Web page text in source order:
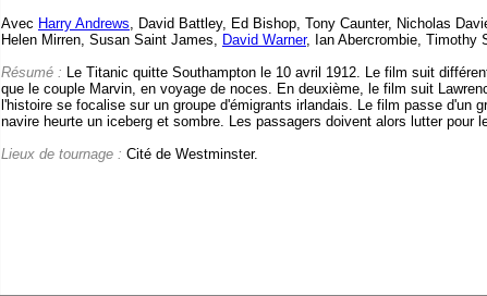
Avec Harry Andrews, David Battley, Ed Bishop, Tony Caunter, Nicholas
Helen Mirren, Susan Saint James, David Warner, Ian Abercrombie, Timothy
Résumé : Le Titanic quitte Southampton le 10 avril 1912. Le film suit
que le couple Marvin, en voyage de noces. En deuxième, le film suit
l'histoire se focalise sur un groupe d'émigrants irlandais. Le film passe d'un
navire heurte un iceberg et sombre. Les passagers doivent alors lutter pour
Lieux de tournage : Cité de Westminster.